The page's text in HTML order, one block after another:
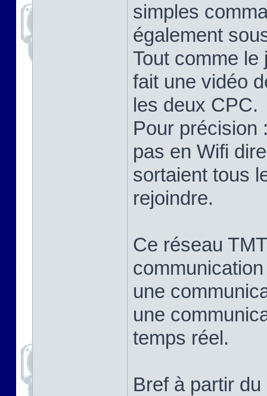
simples
également
Tout comme le
fait une vidéo
les deux CPC.
Pour précision
pas en Wifi
sortaient tous
rejoindre.
Ce réseau
une
une
temps réel.
Bref à partir